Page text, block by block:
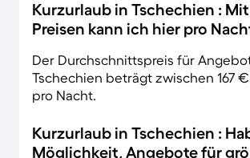
Kurzurlaub in Tschechien :
Preisen kann ich hier pro
Der Durchschnittspreis für
Tschechien beträgt zwischen 167
pro Nacht.
Kurzurlaub in Tschechien :
Möglichkeit, Angebote für